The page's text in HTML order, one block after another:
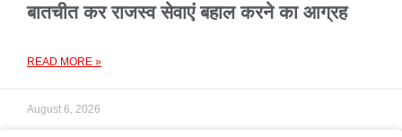
बातचीत कर राजस्व सेवाएं बहाल करने का आग्रह
READ MORE »
August 6, 2026